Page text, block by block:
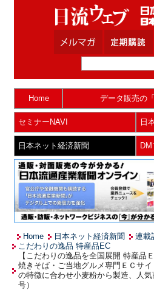
Home データ販売の
セミナーNAVI 日
日本ネット経済新聞
Home 日本ネット経済新聞
連載
こだわりの逸品 特産品EC
【こだわりの逸品を全国展開 特産
焼きそば・ご当地グルメ専門ＥＣサ
の特徴に合わせ小麦粉から製造、人気
号）